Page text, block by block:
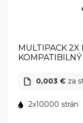
MULTIPACK 2X
KOMPATIBILNÝ
0,003 € za
2x10000 strán